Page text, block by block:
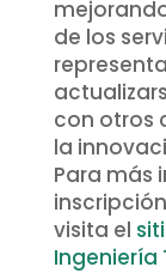
de los
con otros
la
Para más
visita el
Ingeniería